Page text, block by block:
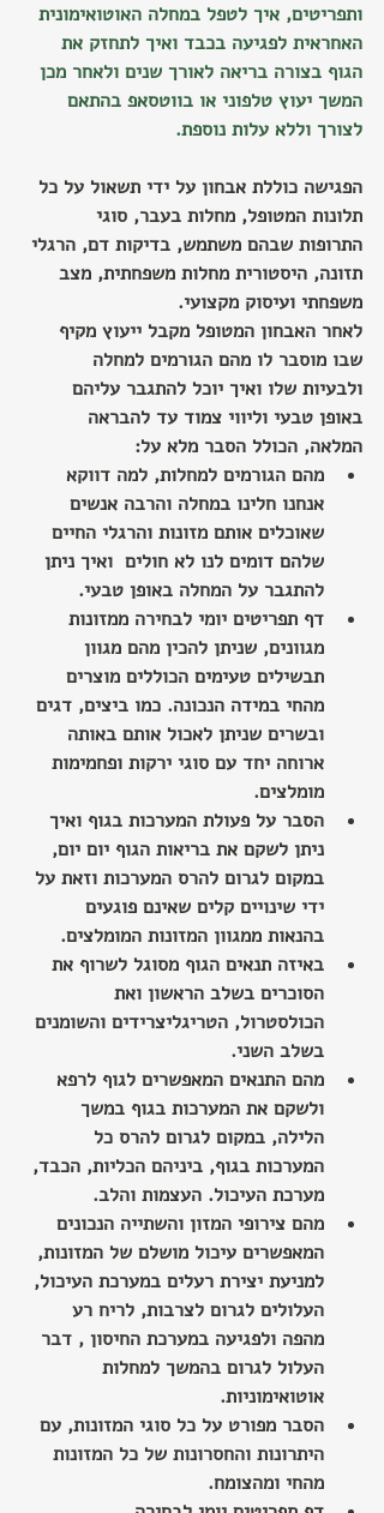
ותפריטים, איך לטפל במחלה האוטואימונית
האחראית לפגיעה בכבד ואיך לתחזק את
הגוף בצורה בריאה לאורך שנים ולאחר מכן
המשך יעוץ טלפוני או בווטסאפ בהתאם
לצורך וללא עלות נוספת.
הפגישה כוללת אבחון על ידי תשאול על כל
תלונות המטופל, מחלות בעבר, סוגי
התרופות שבהם משתמש, בדיקות דם, הרגלי
תזונה, היסטורית מחלות משפחתית, מצב
משפחתי ועיסוק מקצועי.
לאחר האבחון המטופל מקבל ייעוץ מקיף
שבו מוסבר לו מהם הגורמים למחלה
ולבעיות שלו ואיך יוכל להתגבר עליהם
באופן טבעי וליווי צמוד עד להבראה
המלאה, הכולל הסבר מלא על:
מהם הגורמים למחלות, למה דווקא
אנחנו חלינו במחלה והרבה אנשים
שאוכלים אותם מזונות והרגלי החיים
שלהם דומים לנו לא חולים  ואיך ניתן
להתגבר על המחלה באופן טבעי.
דף תפריטים יומי לבחירה ממזונות
מגוונים, שניתן להכין מהם מגוון
תבשילים טעימים הכוללים מוצרים
מהחי במידה הנכונה. כמו ביצים, דגים
ובשרים שניתן לאכול אותם באותה
ארוחה יחד עם סוגי ירקות ופחמימות
מומלצים.
הסבר על פעולת המערכות בגוף ואיך
ניתן לשקם את בריאות הגוף יום יום,
במקום לגרום להרס המערכות וזאת על
ידי שינויים קלים שאינם פוגעים
בהנאות ממגוון המזונות המומלצים.
באיזה תנאים הגוף מסוגל לשרוף את
הסוכרים בשלב הראשון ואת
הכולסטרול, הטריגליצרידים והשומנים
בשלב השני.
מהם התנאים המאפשרים לגוף לרפא
ולשקם את המערכות בגוף במשך
הלילה, במקום לגרום להרס כל
המערכות בגוף, ביניהם הכליות, הכבד,
מערכת העיכול. העצמות והלב.
מהם צירופי המזון והשתייה הנכונים
המאפשרים עיכול מושלם של המזונות,
למניעת יצירת רעלים במערכת העיכול,
העלולים לגרום לצרבות, לריח רע
מהפה ולפגיעה במערכת החיסון , דבר
העלול לגרום בהמשך למחלות
אוטואימוניות.
הסבר מפורט על כל סוגי המזונות, עם
היתרונות והחסרונות של כל המזונות
מהחי ומהצומח.